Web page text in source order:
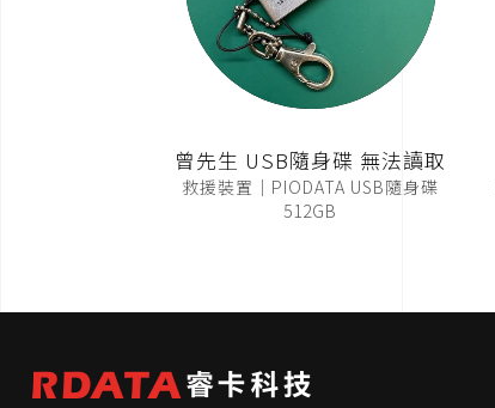
曾先生 USB隨身碟 無法讀取
救援裝置｜PIODATA USB隨身碟
512GB